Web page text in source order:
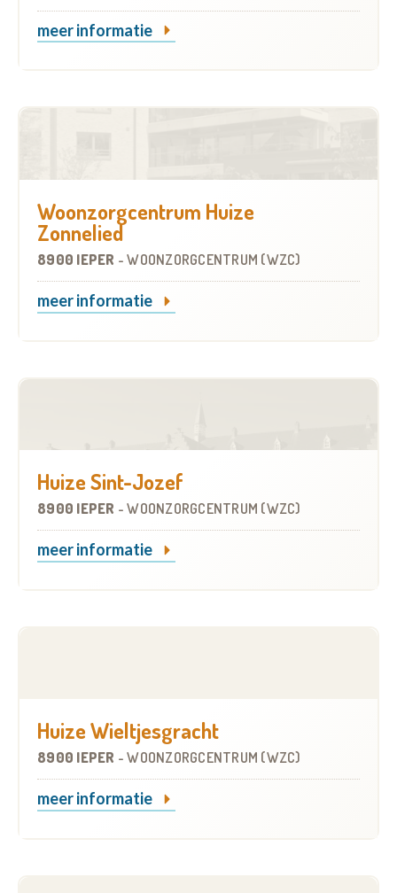
meer informatie
Woonzorgcentrum Huize
Zonnelied
8900 IEPER -WOONZORGCENTRUM (WZC)
meer informatie
Huize Sint-Jozef
8900 IEPER -WOONZORGCENTRUM (WZC)
meer informatie
Huize Wieltjesgracht
8900 IEPER -WOONZORGCENTRUM (WZC)
meer informatie